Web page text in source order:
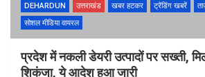
DEHARDUN उत्तराखंड खबर हटकर ट्रेंडिंग खबरें
सोशल मीडिया वायरल
प्रदेश में नकली डेयरी उत्पादों पर सख्ती,
शिकंजा, ये आदेश हुआ जारी